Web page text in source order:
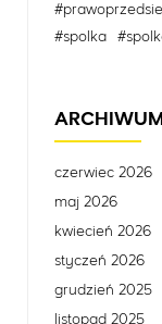
#spolka
ARCHIWUM
czerwiec 2026
maj 2026
kwiecień 2026
styczeń 2026
grudzień 2025
listopad 2025